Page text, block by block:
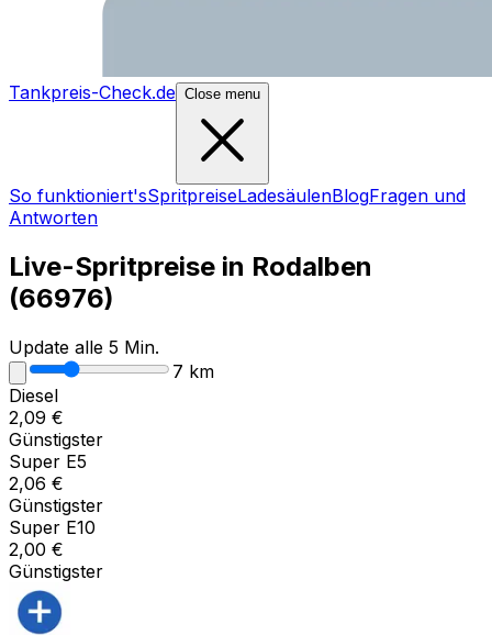
Tankpreis-Check.de Close menu
So funktioniert'sSpritpreiseLadesäulenBlogFragen und
Antworten
Live-Spritpreise in Rodalben
(66976)
Update alle 5 Min.
7 km
Diesel
2,09 €
Günstigster
Super E5
2,06 €
Günstigster
Super E10
2,00 €
Günstigster